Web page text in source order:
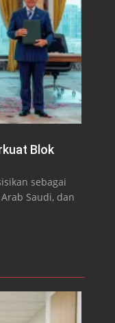
Blok
sebagai
Saudi, dan